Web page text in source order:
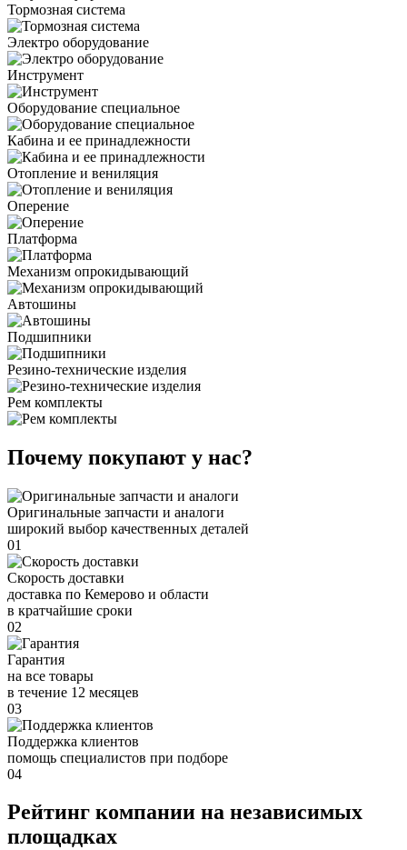
Тормозная система
Электро оборудование
Инструмент
Оборудование специальное
Кабина и ее принадлежности
Отопление и вениляция
Оперение
Платформа
Механизм опрокидывающий
Автошины
Подшипники
Резино-технические изделия
Рем комплекты
Почему покупают у нас?
Оригинальные запчасти и аналоги
широкий выбор качественных деталей
01
Скорость доставки
доставка по Кемерово и области
в кратчайшие сроки
02
Гарантия
на все товары
в течение 12 месяцев
03
Поддержка клиентов
помощь специалистов при подборе
04
Рейтинг компании на независимых
площадках